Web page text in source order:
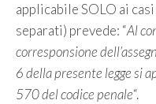
applicabile SOLO ai
separati) prevede: “Al
corresponsione
6 della presente legge si
570 del codice penale“.